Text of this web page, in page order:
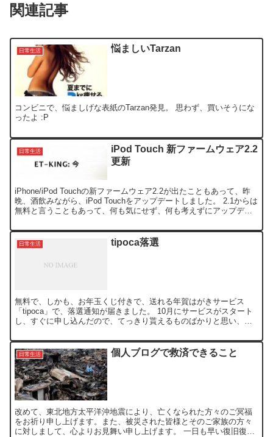
関連記事
日常生活 悩ましいTarzan
コンビニで、悩ましげな表紙のTarzan発見。 思わず、買いそうにな
ったよ :P
日常生活
iPod Touch 新ファームウェア2.2
更新
iPhone/iPod Touchの新ファームウェア2.2が出たこともあって、昨
晩、酒飲みながら、iPod Touchをアップデートしました。 2.1からは
無料と言うこともあって、何も気にせず、何も考えずにアップデー
日常生活 tipoca落選
無料で、しかも、お年玉くじ付きで、送れる年賀はがきサービス
「tipoca」で、落選通知が届きました。 10月にサービスがスタート
し、すぐに申し込んだので、てっきり貰えるものばかりと思い、そ
日常生活 個人ブログで救済できること
改めて、東北地方太平洋沖地震により、亡くなられた方々のご冥福
をお祈り申し上げます。また、被災された皆様とそのご家族の方々
に対しまして、心よりお見舞い申し上げます。 一日も早い復旧復興